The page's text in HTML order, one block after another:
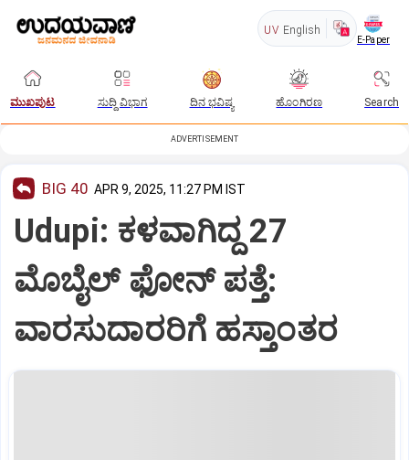
UV English
E-Paper
ಮುಖಪುಟ ಸುದ್ದಿ ವಿಭಾಗ ದಿನ ಭವಿಷ್ಯ ಹೊಂಗಿರಣ Search
ADVERTISEMENT
BIG 40 APR 9, 2025, 11:27 PM IST
Udupi: ಕಳವಾಗಿದ್ದ 27
ಮೊಬೈಲ್‌ ಫೋನ್‌ ಪತ್ತೆ:
ವಾರಸುದಾರರಿಗೆ ಹಸ್ತಾಂತರ